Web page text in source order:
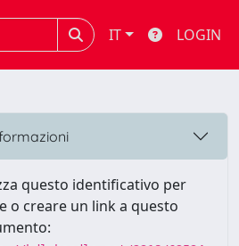
IT LOGIN
questo identificativo per
o creare un link a questo